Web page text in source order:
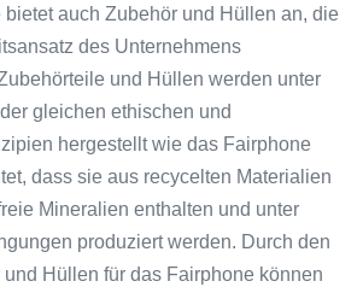
auch Zubehör und Hüllen an, die
des Unternehmens
und Hüllen werden unter
gleichen ethischen und
hergestellt wie das Fairphone
dass sie aus recycelten Materialien
Mineralien enthalten und unter
produziert werden. Durch den
und Hüllen für das Fairphone können